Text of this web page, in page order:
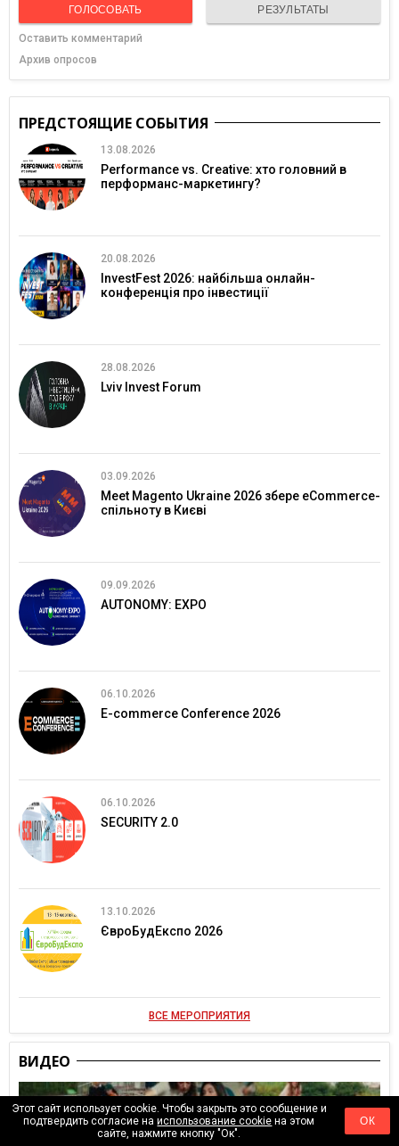
ГОЛОСОВАТЬ РЕЗУЛЬТАТЫ
Оставить комментарий
Архив опросов
ПРЕДСТОЯЩИЕ СОБЫТИЯ
13.08.2026
Performance vs. Creative: хто головний в
перформанс-маркетингу?
20.08.2026
InvestFest 2026: найбільша онлайн-
конференція про інвестиції
28.08.2026
Lviv Invest Forum
03.09.2026
Meet Magento Ukraine 2026 збере eCommerce-
спільноту в Києві
09.09.2026
AUTONOMY: EXPO
06.10.2026
E-commerce Conference 2026
06.10.2026
SECURITY 2.0
13.10.2026
ЄвроБудЕкспо 2026
ВСЕ МЕРОПРИЯТИЯ
ВИДЕО
Этот сайт использует cookie. Чтобы закрыть это сообщение и
подтвердить согласие наиспользование cookie на этом
сайте, нажмите кнопку "Ок".
ОК